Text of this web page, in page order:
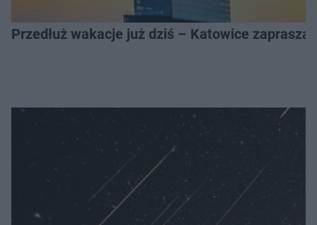
Przedłuż wakacje już dziś – Katowice